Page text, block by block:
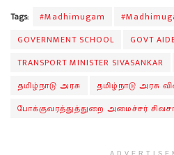
Tags: #Madhimugam
GOVERNMENT SCHOOL
GOVT
TRANSPORT MINISTER SIVASANKAR
தமிழ்நாடு அரசு
தமிழ்நாடு அரசு
போக்குவரத்துத்துறை அமைச்சர்